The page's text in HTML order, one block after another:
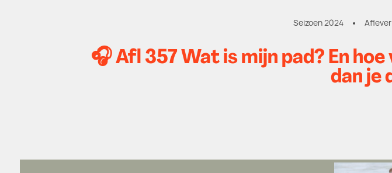
Seizoen 2024
🎧 Afl 357 Wat is mijn pad? En
dan je